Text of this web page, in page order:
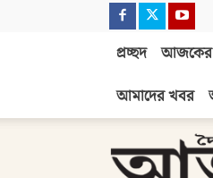
প্রচ্ছদ আজকের
আমাদের খবর
আজাদী